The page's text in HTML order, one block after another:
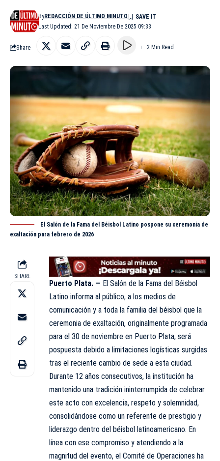
Last Updated: 21 De Noviembre De 2025 09:33
ByREDACCIÓN DE ÚLTIMO MINUTO
Share 2 Min Read
El Salón de la Fama del Béisbol Latino pospone su ceremonia de
exaltación para febrero de 2026
SHARE
Puerto Plata. — El Salón de la Fama del Béisbol
Latino informa al público, a los medios de
comunicación y a toda la familia del béisbol que la
ceremonia de exaltación, originalmente programada
para el 30 de noviembre en Puerto Plata, será
pospuesta debido a limitaciones logísticas surgidas
tras el reciente cambio de sede a esta ciudad.
Durante 12 años consecutivos, la institución ha
mantenido una tradición ininterrumpida de celebrar
este acto con excelencia, respeto y solemnidad,
consolidándose como un referente de prestigio y
liderazgo dentro del béisbol latinoamericano. En
línea con ese compromiso y atendiendo a la
magnitud del evento, el Comité de Operaciones ha